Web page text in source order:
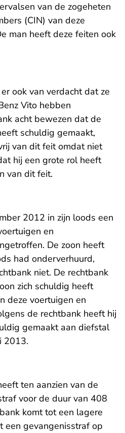
van de zogeheten
(CIN) van deze
man heeft deze feiten ook
ook van verdacht dat ze
Vito hebben
acht bewezen dat de
schuldig gemaakt,
van dit feit omdat niet
hij een grote rol heeft
van dit feit.
2012 in zijn loods een
en
De zoon heeft
had onderverhuurd,
niet. De rechtbank
zich schuldig heeft
deze voertuigen en
de rechtbank heeft hij
gemaakt aan diefstal
2013.
ten aanzien van de
voor de duur van 408
komt tot een lagere
een gevangenisstraf op